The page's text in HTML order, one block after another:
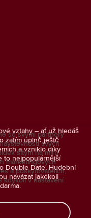
vztahy – ať už hledáš
zatím úplně ještě
a vzniklo díky
to nejpopulárnější
Double Date, Hudební
navázat jakékoli
se svými partnery
svých
šitým na míru
marketingových
a poskytovatelích,
kdykoli v nastavení